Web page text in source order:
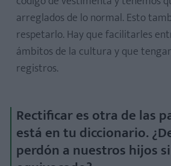
arreglados de lo normal. Esto
respetarlo. Hay que facilitarles
ámbitos de la cultura y que
registros.
Rectificar es otra de las
está en tu diccionario.
perdón a nuestros hijos